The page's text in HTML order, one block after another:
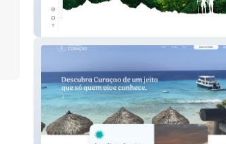
Fazenda Alegria